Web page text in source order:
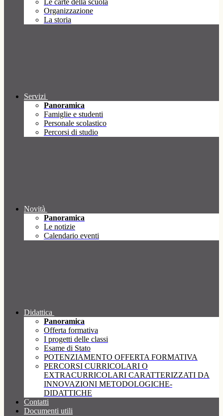
Le carte della scuola
Organizzazione
La storia
Servizi
Panoramica
Famiglie e studenti
Personale scolastico
Percorsi di studio
Novità
Panoramica
Le notizie
Calendario eventi
Didattica
Panoramica
Offerta formativa
I progetti delle classi
Esame di Stato
POTENZIAMENTO OFFERTA FORMATIVA
PERCORSI CURRICOLARI O
EXTRACURRICOLARI CARATTERIZZATI DA
INNOVAZIONI METODOLOGICHE-
DIDATTICHE
Contatti
Documenti utili